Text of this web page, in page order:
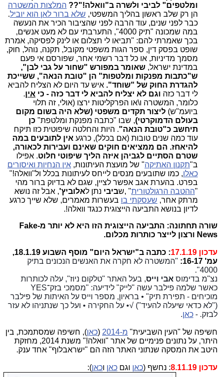
ומלטפים" לביבי ולשרה ב"וואלה!"?? המלצות המשטרה
הן רק שלב ראשון בהליך המשפטי, שלא ברור לאן הוא יוביל.
כבר לפני שנים, עוד הרבה לפני שהציבור הכיר את הנעשה
במה שמכונה "תיק 4000", התערבתי עם לא מעט אנשים,
בכך שאמרתי להם: "תביאו לי תצלום או לינק לפסיקה, אמרת
שופט בפסק דין, ספר הגות משפטי מקובל, תקנה, נוהל, חוק,
מסמך מדיניות, או כל דבר רשמי אחר, שפורסם אי פעם
במדינת ישראל, שאומר במפורש "שחור על גבי לבן",
ש"כתבות מפנקות ומלטפות" הן "טובת הנאה", ששייכת
להגדרת החוק של "שוחד". איש עד היום לא הצליח להביא
לי דבר כזה וגם לא יצליח להביא לי דבר כזה - כי אין.
כלומר, המשטרה ו\או הפרקליטות ירצו (אולי, זה תלוי
ביועמ"ש) ליצור תקדים משפטי (שלא היה בשום מקום
בעולם הדמוקרטי), שבו "כתבה מפנקת ומלטפת" כן
תיחשב כ"טובת הנאה". היות והחלטה שיפוטית כזו תיקח
עוד כמה שנים טובות (אם בכלל), כרגע אין לתובעים במה
להיאחז. הם ממציאים חוקים שאינם ועבירות לכאורה,
שטרם הסתיים לגביהן איזה הליך שיפוטי חלוט. אפילו
ב"תקנון האתיקה" של מועצת העיתונות, אין הנחיות ואיסורים
כאלו, כמו שתובעים מנסים לייחס לעיתונות בכלל ול"וואלה!"
בפרט. בהערת אגב אפשר לציין, שגם לא בדיוק ברור מהי
"ההטבה הרגולטורית" ,שביבי נתן לאלוביץ', אבל זה נושא
מרתק אחר, שעסקתי בו בעשרות מאמרים, שלא שייך כרגע
לדיון בנושא התביעה הייצוגית כנגד וואלה!.
שורה תחתונה: התביעה הייצוגית הזו היא לא יותר מ-Fake
News ורצון לייצר כותרות מכלום.
עדכון 17.1.19
: כתבה ב"ישראל היום" מוסף השבוע 18.1.19,
עמ' 16-17:
"המשטרה לא חקרה את האנשים הנכונים בתיק
4000".
נצ"מ בדימוס אבי וייס, בעל האתר "טלקום ניוז", עלה לכותרות
כאשר שלמה פילבר עשה "לייק" לידיעה: "מסמכי בזק־YES
מוכיחים - תפירת תיק" • בראיון, מספר וייס על האיתות של פילבר
("לא כדאי שיעלה להעיד") √• על החקירה • ועל כך שנתניהו לא עזר
לבזק. - כאן.
חשיפה של "העין השביעית" מ-2014 (כאן), חשיפה שמסתמכת, בין
היתר, על נתונים פנימיים של אתר "וואלה!" משנת 2014, מחזקת
היטב את המסקה שנתוני האתר הזה הם "ישראבלוף" אחד ענק.
עדכון 8.11.19 : נחשף (כאן וגם כאן וכאן):